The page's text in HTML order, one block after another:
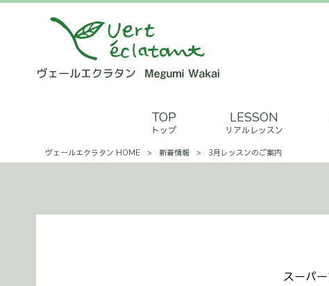
TOP
トップ
LESSON
リアルレッスン
ヴェールエクラタン HOME > 新着情報 > 3月レッスンのご案内
スーパ